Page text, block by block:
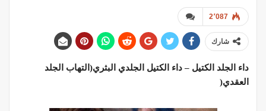
2٬087
شارك
داء الجلد الكتيل – داء الكتيل الجلدي البثري(التهاب الجلد
العقدي(